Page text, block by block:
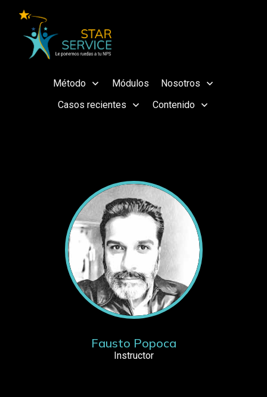
Método Módulos
Nosotros
Casos recientes
Contenido
Fausto Popoca
Instructor